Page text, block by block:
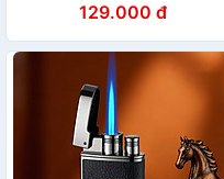
129.000 đ